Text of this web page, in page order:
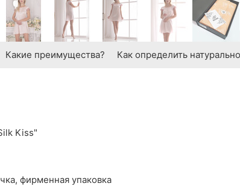
Какие преимущества? Как определить
Kiss"
фирменная упаковка